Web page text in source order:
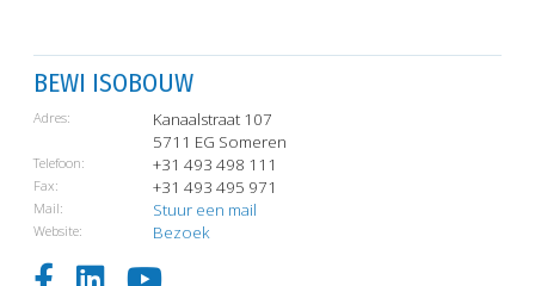
BEWI ISOBOUW
Adres:
Kanaalstraat 107
5711 EG Someren
Telefoon: +31 493 498 111
Fax: +31 493 495 971
Mail: Stuur een mail
Website: Bezoek